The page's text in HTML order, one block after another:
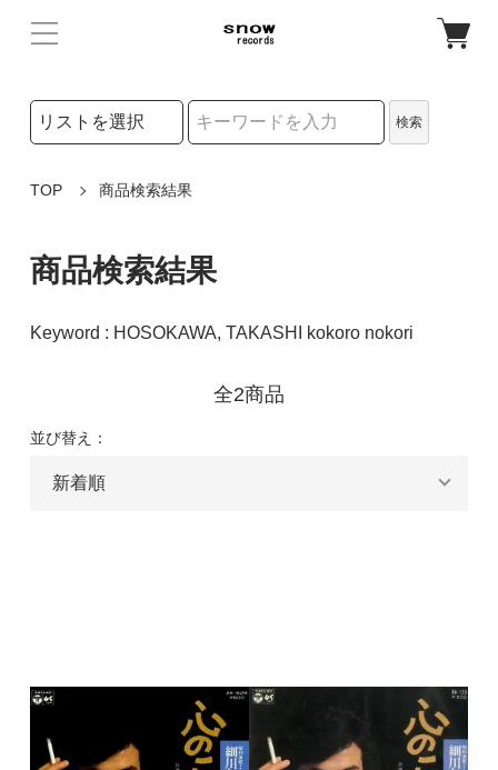
検索リストの選択
検索
TOP 商品検索結果
商品検索結果
Keyword : HOSOKAWA, TAKASHI kokoro nokori
全2商品
並び替え：